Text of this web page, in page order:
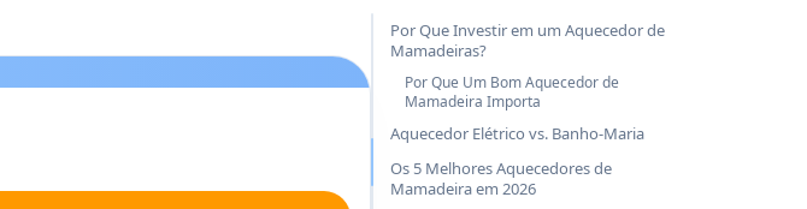
Por Que Investir em um Aquecedor de
Mamadeiras?
Por Que Um Bom Aquecedor de
Mamadeira Importa
Aquecedor Elétrico vs. Banho-Maria
Os 5 Melhores Aquecedores de
Mamadeira em 2026